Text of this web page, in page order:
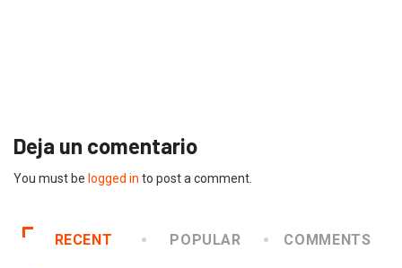
Deja un comentario
You must be logged in to post a comment.
RECENT POPULAR COMMENTS